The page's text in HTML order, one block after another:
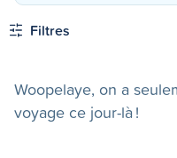
Filtres
Woopelaye, on a
voyage ce jour-là !